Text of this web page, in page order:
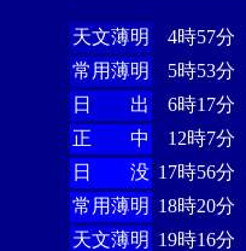
天文薄明
4時57分
常用薄明
5時53分
日 出
6時17分
正 中
12時7分
日 没 17時56分
常用薄明 18時20分
天文薄明 19時16分